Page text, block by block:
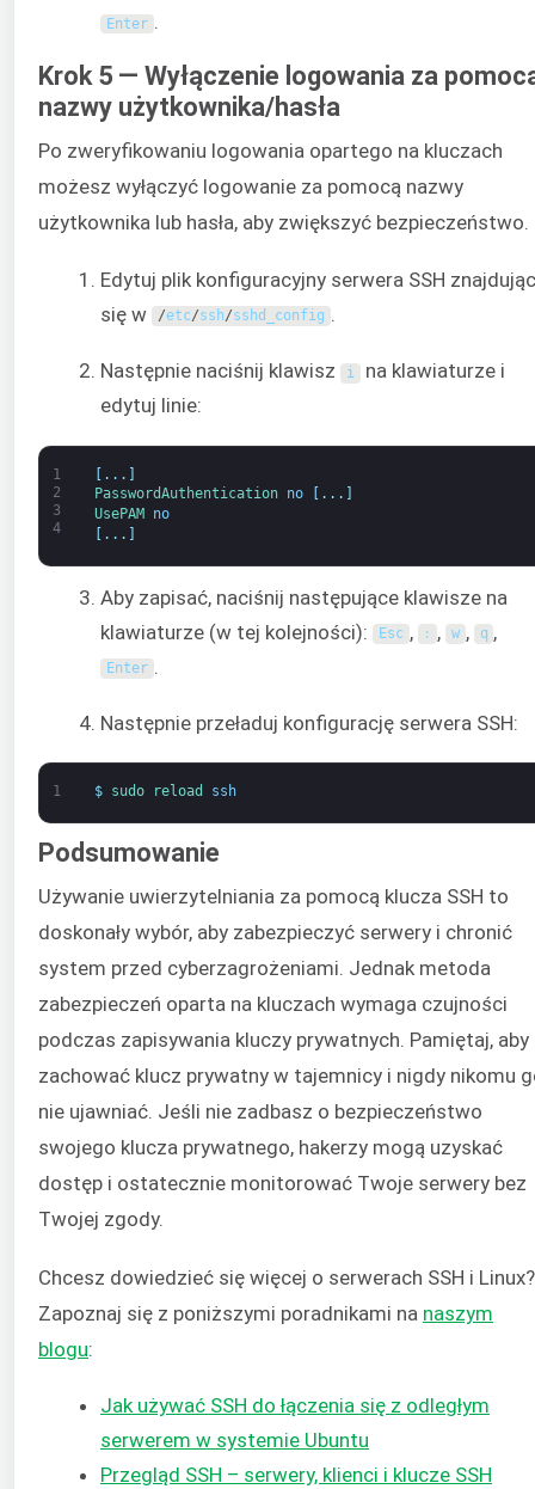
Enter .
Krok 5 — Wyłączenie logowania za
nazwy użytkownika/hasła
Po zweryfikowaniu logowania opartego na kluczach
możesz wyłączyć logowanie za pomocą nazwy
użytkownika lub hasła, aby zwiększyć bezpieczeństwo.
Edytuj plik konfiguracyjny serwera SSH
się w
/etc/ssh/sshd_config .
Następnie naciśnij klawisz i na klawiaturze i
edytuj linie:
1
2
3
4
[ . . . ]
PasswordAuthentication no . . .
UsePAM
no
. . .
Aby zapisać, naciśnij następujące klawisze na
klawiaturze (w tej kolejności):
Esc , : , w , q ,
Enter .
Następnie przeładuj konfigurację serwera SSH:
1 $ sudo reload ssh
Podsumowanie
Używanie uwierzytelniania za pomocą klucza SSH to
doskonały wybór, aby zabezpieczyć serwery i chronić
system przed cyberzagrożeniami. Jednak metoda
zabezpieczeń oparta na kluczach wymaga czujności
podczas zapisywania kluczy prywatnych. Pamiętaj, aby
zachować klucz prywatny w tajemnicy i nigdy nikomu
nie ujawniać. Jeśli nie zadbasz o bezpieczeństwo
swojego klucza prywatnego, hakerzy mogą uzyskać
dostęp i ostatecznie monitorować Twoje serwery bez
Twojej zgody.
Chcesz dowiedzieć się więcej o serwerach SSH i Linux?
Zapoznaj się z poniższymi poradnikami na naszym
blogu:
Jak używać SSH do łączenia się z odległym
serwerem w systemie Ubuntu
Przegląd SSH – serwery, klienci i klucze SSH